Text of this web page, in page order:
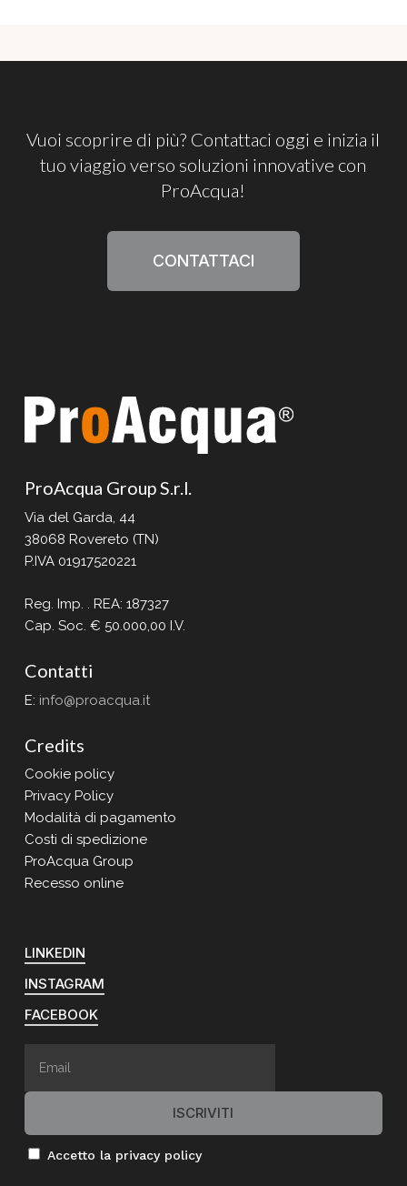
Vuoi scoprire di più? Contattaci oggi e inizia il
tuo viaggio verso soluzioni innovative con
ProAcqua!
CONTATTACI
ProAcqua Group S.r.l.
Via del Garda, 44
38068 Rovereto (TN)
P.IVA 01917520221
Reg. Imp. . REA: 187327
Cap. Soc. € 50.000,00 I.V.
Contatti
E: info@proacqua.it
Credits
Cookie policy
Privacy Policy
Modalità di pagamento
Costi di spedizione
ProAcqua Group
Recesso online
LINKEDIN
INSTAGRAM
FACEBOOK
Accetto la privacy policy